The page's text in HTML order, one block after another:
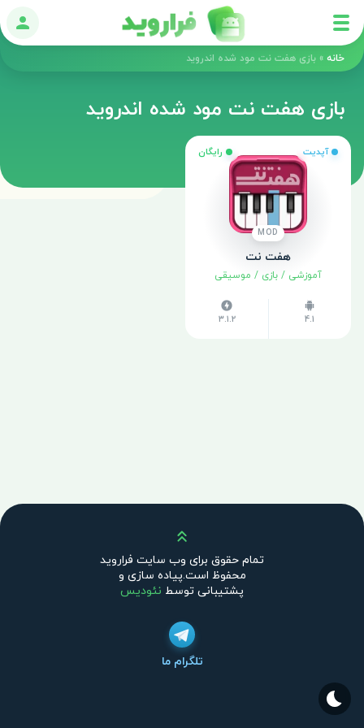
ورود
خانه » بازی هفت نت مود شده اندروید
بازی هفت نت مود شده اندروید
آپدیت رایگان
MOD
هفت نت
آموزشی / بازی / موسیقی
4.1
3.1.2
بالا
تمام حقوق برای وب سایت فراروید
محفوظ است.پیاده سازی و
پشتیبانی توسط نئودیس
تلگرام ما